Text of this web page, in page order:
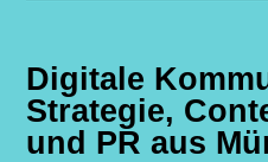
Digitale
Strategie,
und PR aus